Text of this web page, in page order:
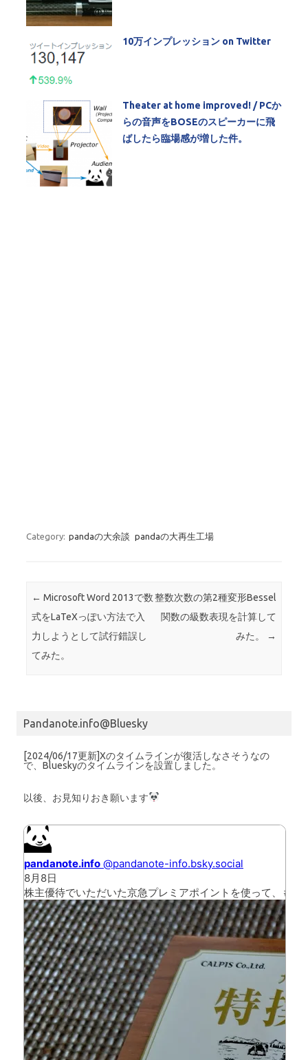
10万インプレッション on Twitter
Theater at home improved! / PCか
らの音声をBOSEのスピーカーに飛
ばしたら臨場感が増した件。
Category: pandaの大余談 pandaの大再生工場
Post navigation
← Microsoft Word 2013で数
式をLaTeXっぽい方法で入
力しようとして試行錯誤し
てみた。
整数次数の第2種変形Bessel
関数の級数表現を計算して
みた。
→
Pandanote.info@Bluesky
[2024/06/17更新]Xのタイムラインが復活しなさそうなの
で、Blueskyのタイムラインを設置しました。
以後、お見知りおき願います